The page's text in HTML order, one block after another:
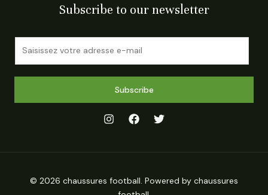
Subscribe to our newsletter
Subscribe
© 2026 chaussures football. Powered by chaussures